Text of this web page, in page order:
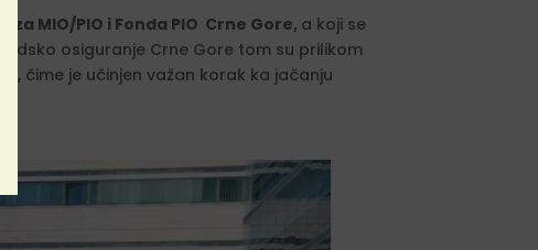
MIO/PIO i Fonda PIO Crne Gore, a koji se
osiguranje Crne Gore tom su prilikom
, čime je učinjen važan korak ka jačanju